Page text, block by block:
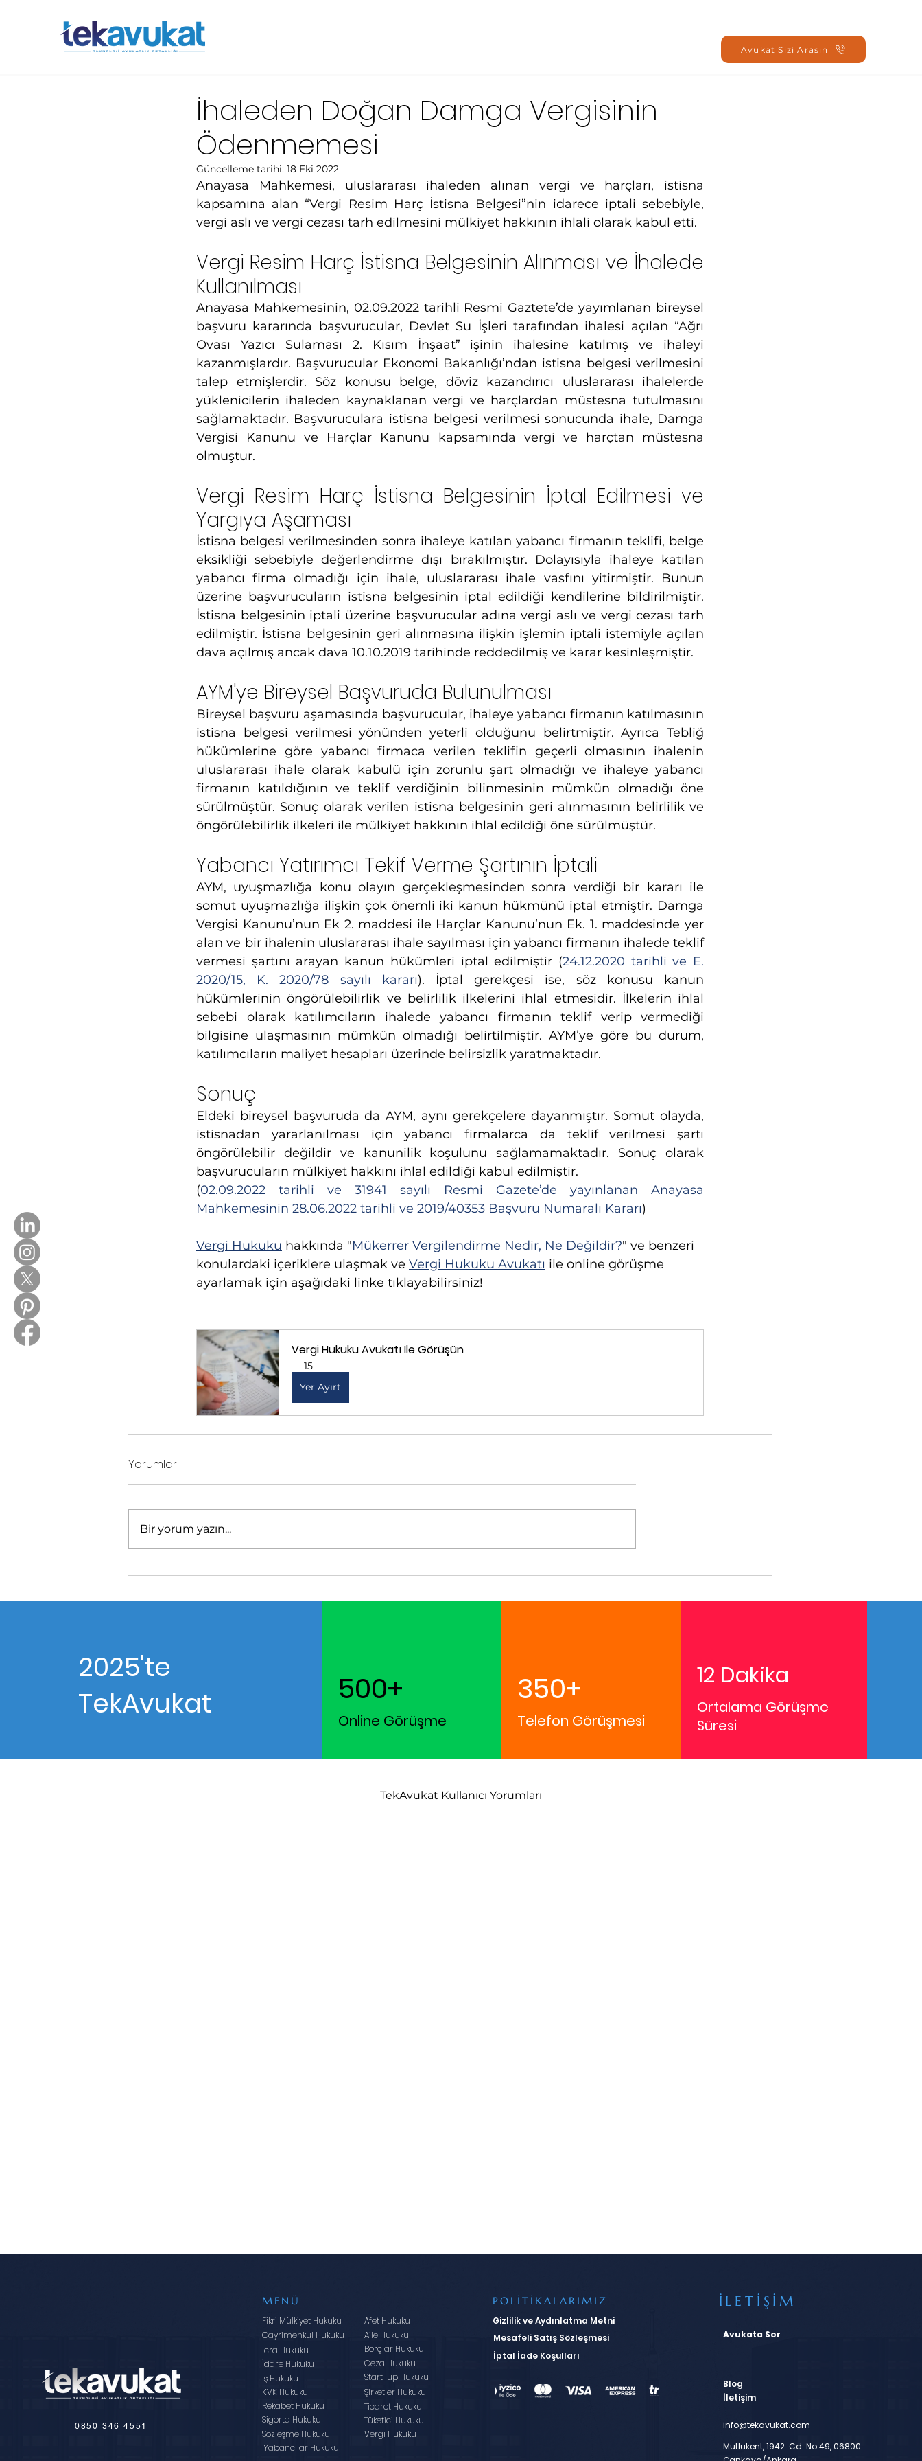
Avukat Sizi Arasın
İhaleden Doğan Damga Vergisinin
Ödenmemesi
Güncelleme tarihi: 18 Eki 2022
Anayasa Mahkemesi, uluslararası ihaleden alınan vergi ve harçları, istisna
kapsamına alan “Vergi Resim Harç İstisna Belgesi”nin idarece iptali sebebiyle,
vergi aslı ve vergi cezası tarh edilmesini mülkiyet hakkının ihlali olarak kabul etti.
Vergi Resim Harç İstisna Belgesinin Alınması ve İhalede
Kullanılması
Anayasa Mahkemesinin, 02.09.2022 tarihli Resmi Gaztete’de yayımlanan bireysel
başvuru kararında başvurucular, Devlet Su İşleri tarafından ihalesi açılan “Ağrı
Ovası Yazıcı Sulaması 2. Kısım İnşaat” işinin ihalesine katılmış ve ihaleyi
kazanmışlardır. Başvurucular Ekonomi Bakanlığı’ndan istisna belgesi verilmesini
talep etmişlerdir. Söz konusu belge, döviz kazandırıcı uluslararası ihalelerde
yüklenicilerin ihaleden kaynaklanan vergi ve harçlardan müstesna tutulmasını
sağlamaktadır. Başvuruculara istisna belgesi verilmesi sonucunda ihale, Damga
Vergisi Kanunu ve Harçlar Kanunu kapsamında vergi ve harçtan müstesna
olmuştur.
Vergi Resim Harç İstisna Belgesinin İptal Edilmesi ve
Yargıya Aşaması
İstisna belgesi verilmesinden sonra ihaleye katılan yabancı firmanın teklifi, belge
eksikliği sebebiyle değerlendirme dışı bırakılmıştır. Dolayısıyla ihaleye katılan
yabancı firma olmadığı için ihale, uluslararası ihale vasfını yitirmiştir. Bunun
üzerine başvurucuların istisna belgesinin iptal edildiği kendilerine bildirilmiştir.
İstisna belgesinin iptali üzerine başvurucular adına vergi aslı ve vergi cezası tarh
edilmiştir. İstisna belgesinin geri alınmasına ilişkin işlemin iptali istemiyle açılan
dava açılmış ancak dava 10.10.2019 tarihinde reddedilmiş ve karar kesinleşmiştir.
AYM'ye Bireysel Başvuruda Bulunulması
Bireysel başvuru aşamasında başvurucular, ihaleye yabancı firmanın katılmasının
istisna belgesi verilmesi yönünden yeterli olduğunu belirtmiştir. Ayrıca Tebliğ
hükümlerine göre yabancı firmaca verilen teklifin geçerli olmasının ihalenin
uluslararası ihale olarak kabulü için zorunlu şart olmadığı ve ihaleye yabancı
firmanın katıldığının ve teklif verdiğinin bilinmesinin mümkün olmadığı öne
sürülmüştür. Sonuç olarak verilen istisna belgesinin geri alınmasının belirlilik ve
öngörülebilirlik ilkeleri ile mülkiyet hakkının ihlal edildiği öne sürülmüştür.
Yabancı Yatırımcı Tekif Verme Şartının İptali
AYM, uyuşmazlığa konu olayın gerçekleşmesinden sonra verdiği bir kararı ile
somut uyuşmazlığa ilişkin çok önemli iki kanun hükmünü iptal etmiştir. Damga
Vergisi Kanunu’nun Ek 2. maddesi ile Harçlar Kanunu’nun Ek. 1. maddesinde yer
alan ve bir ihalenin uluslararası ihale sayılması için yabancı firmanın ihalede teklif
vermesi şartını arayan kanun hükümleri iptal edilmiştir (24.12.2020 tarihli ve E.
2020/15, K. 2020/78 sayılı kararı). İptal gerekçesi ise, söz konusu kanun
hükümlerinin öngörülebilirlik ve belirlilik ilkelerini ihlal etmesidir. İlkelerin ihlal
sebebi olarak katılımcıların ihalede yabancı firmanın teklif verip vermediği
bilgisine ulaşmasının mümkün olmadığı belirtilmiştir. AYM’ye göre bu durum,
katılımcıların maliyet hesapları üzerinde belirsizlik yaratmaktadır.
Sonuç
Eldeki bireysel başvuruda da AYM, aynı gerekçelere dayanmıştır. Somut olayda,
istisnadan yararlanılması için yabancı firmalarca da teklif verilmesi şartı
öngörülebilir değildir ve kanunilik koşulunu sağlamamaktadır. Sonuç olarak
başvurucuların mülkiyet hakkını ihlal edildiği kabul edilmiştir.
(02.09.2022 tarihli ve 31941 sayılı Resmi Gazete’de yayınlanan Anayasa
Mahkemesinin 28.06.2022 tarihli ve 2019/40353 Başvuru Numaralı Kararı)
Vergi Hukuku hakkında "Mükerrer Vergilendirme Nedir, Ne Değildir?" ve benzeri
konulardaki içeriklere ulaşmak ve Vergi Hukuku Avukatı ile online görüşme
ayarlamak için aşağıdaki linke tıklayabilirsiniz!
Vergi Hukuku Avukatı İle Görüşün
15
Yer Ayırt
Yorumlar
Bir yorum yazın...
2025'te
TekAvukat
500+
Online Görüşme
350+
Telefon Görüşmesi
12 Dakika
Ortalama Görüşme
Süresi
TekAvukat Kullanıcı Yorumları
0850 346 4551
MENÜ
Fikri Mülkiyet Hukuku
Gayrimenkul Hukuku
İcra Hukuku
İdare Hukuku
İş Hukuku
KVK Hukuku
Rekabet Hukuku
Sigorta Hukuku
Sözleşme Hukuku
Afet Hukuku
Aile Hukuku
Borçlar Hukuku
Ceza Hukuku
Start-up Hukuku
Şirketler Hukuku
Ticaret Hukuku
Tüketici Hukuku
Vergi Hukuku
Yabancılar Hukuku
POLİTİKALARIMIZ
Gizlilik ve Aydınlatma Metni
Mesafeli Satış Sözleşmesi
İptal İade Koşulları
İLETİŞİM
Avukata Sor
Blog
İletişim
info@tekavukat.com
Mutlukent, 1942. Cd. No:49, 06800